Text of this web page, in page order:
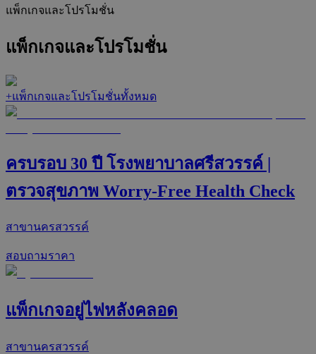
แพ็กเกจและโปรโมชั่น
แพ็กเกจและโปรโมชั่น
+แพ็กเกจและโปรโมชั่นทั้งหมด
ครบรอบ 30 ปี โรงพยาบาลศรีสวรรค์ |
ตรวจสุขภาพ Worry-Free Health Check
สาขานครสวรรค์
สอบถามราคา
แพ็กเกจอยู่ไฟหลังคลอด
สาขานครสวรรค์